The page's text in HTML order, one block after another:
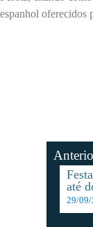
espanhol oferecidos
até
29/09/